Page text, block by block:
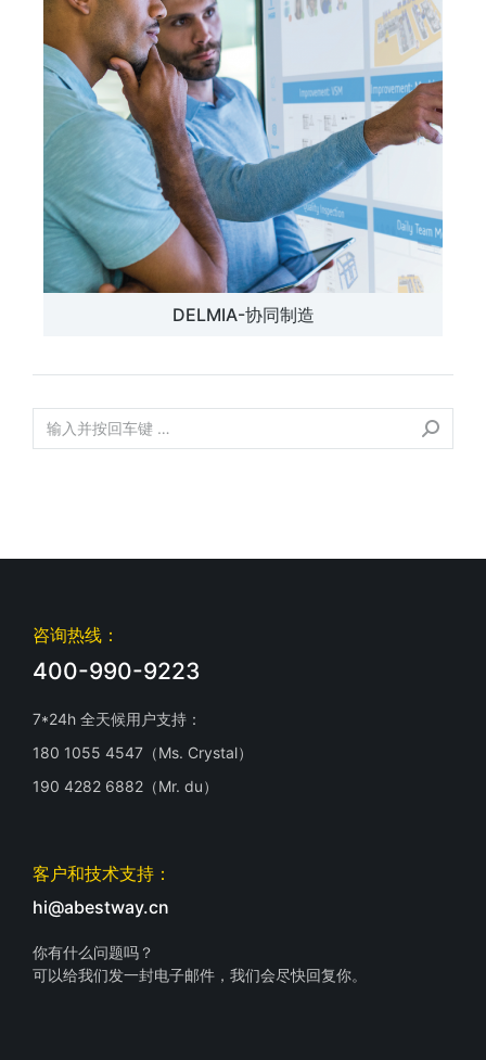
DELMIA-协同制造
咨询热线：
400-990-9223
7*24h 全天候用户支持：
180 1055 4547（Ms. Crystal）
190 4282 6882（Mr. du）
客户和技术支持：
hi@abestway.cn
你有什么问题吗？
可以给我们发一封电子邮件，我们会尽快回复你。